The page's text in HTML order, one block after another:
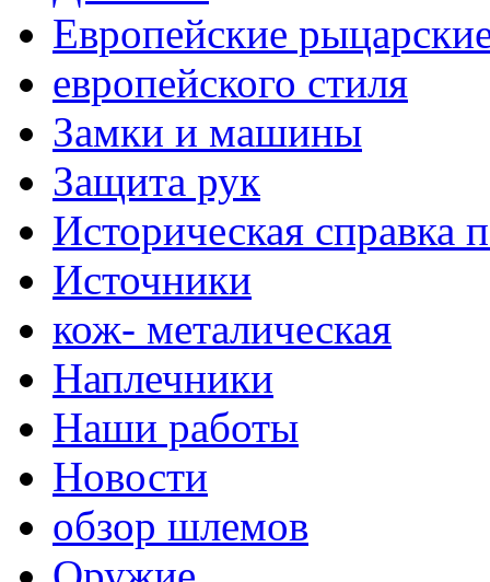
Европейские
европейского стиля
Замки и машины
Защита рук
Историческая справка
Источники
кож- металическая
Наплечники
Наши работы
Новости
обзор шлемов